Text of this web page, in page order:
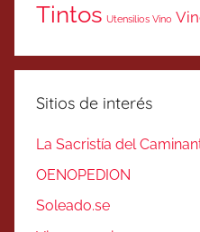
Tintos Utensilios Vino
Sitios de interés
La Sacristía del
OENOPEDION
Soleado.se